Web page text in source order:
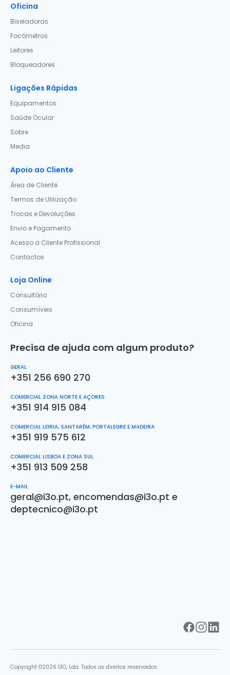
Oficina
Biseladoras
Focómetros
Leitores
Bloqueadores
Ligações Rápidas
Equipamentos
Saúde Ocular
Sobre
Media
Apoio ao Cliente
Área de Cliente
Termos de Utilização
Trocas e Devoluções
Envio e Pagamento
Acesso a Cliente Profissional
Contactos
Loja Online
Consultório
Consumíveis
Oficina
Precisa de ajuda com algum produto?
GERAL
+351 256 690 270
COMERCIAL ZONA NORTE E AÇORES
+351 914 915 084
COMERCIAL LEIRIA, SANTARÉM, PORTALEGRE E MADEIRA
+351 919 575 612
COMERCIAL LISBOA E ZONA SUL
+351 913 509 258
E-MAIL
geral@i3o.pt,encomendas@i3o.pt e
deptecnico@i3o.pt
Copyright ©2026 I3O, Lda. Todos os direitos reservados